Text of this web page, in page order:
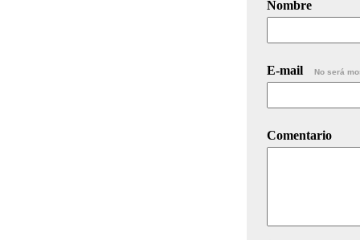
Nombre
E-mail No será
Comentario